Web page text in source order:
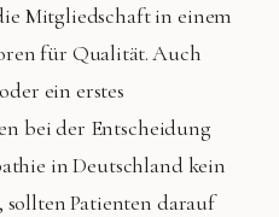
Mitgliedschaft in einem
für Qualität. Auch
ein erstes
bei der Entscheidung
in Deutschland kein
Patienten darauf